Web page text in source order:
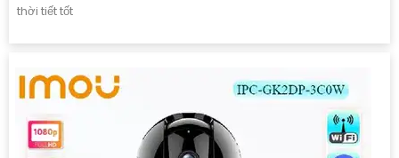
thời tiết tốt